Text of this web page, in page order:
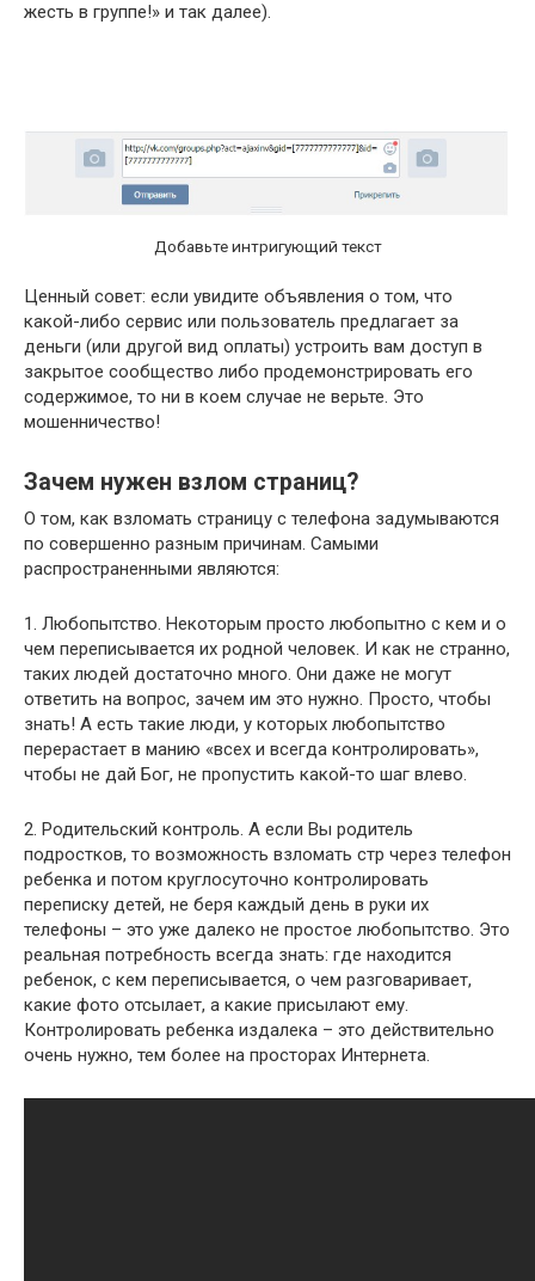
жесть в группе!» и так далее).
Добавьте интригующий текст
Ценный совет: если увидите объявления о том, что
какой-либо сервис или пользователь предлагает за
деньги (или другой вид оплаты) устроить вам доступ в
закрытое сообщество либо продемонстрировать его
содержимое, то ни в коем случае не верьте. Это
мошенничество!
Зачем нужен взлом страниц?
О том, как взломать страницу с телефона задумываются
по совершенно разным причинам. Самыми
распространенными являются:
1. Любопытство. Некоторым просто любопытно с кем и о
чем переписывается их родной человек. И как не странно,
таких людей достаточно много. Они даже не могут
ответить на вопрос, зачем им это нужно. Просто, чтобы
знать! А есть такие люди, у которых любопытство
перерастает в манию «всех и всегда контролировать»,
чтобы не дай Бог, не пропустить какой-то шаг влево.
2. Родительский контроль. А если Вы родитель
подростков, то возможность взломать стр через телефон
ребенка и потом круглосуточно контролировать
переписку детей, не беря каждый день в руки их
телефоны – это уже далеко не простое любопытство. Это
реальная потребность всегда знать: где находится
ребенок, с кем переписывается, о чем разговаривает,
какие фото отсылает, а какие присылают ему.
Контролировать ребенка издалека – это действительно
очень нужно, тем более на просторах Интернета.